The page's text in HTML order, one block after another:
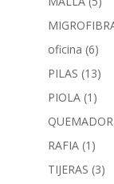
oficina (6)
PILAS (13)
PIOLA (1)
QUEMADOR
RAFIA (1)
TIJERAS (3)